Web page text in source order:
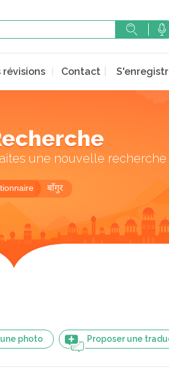
révisions Contact
une nouvelle recherche
बाँगुर
photo Proposer une